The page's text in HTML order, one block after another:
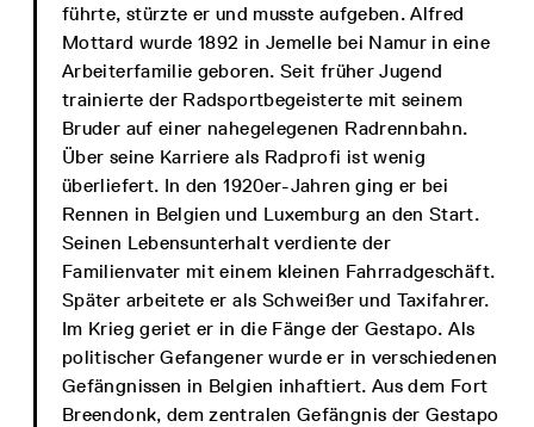
führte, stürzte er und musste aufgeben. Alfred
Mottard wurde 1892 in Jemelle bei Namur in eine
Arbeiterfamilie geboren. Seit früher Jugend
trainierte der Radsportbegeisterte mit seinem
Bruder auf einer nahegelegenen Radrennbahn.
Über seine Karriere als Radprofi ist wenig
überliefert. In den 1920er-Jahren ging er bei
Rennen in Belgien und Luxemburg an den Start.
Seinen Lebensunterhalt verdiente der
Familienvater mit einem kleinen Fahrradgeschäft.
Später arbeitete er als Schweißer und Taxifahrer.
Im Krieg geriet er in die Fänge der Gestapo. Als
politischer Gefangener wurde er in verschiedenen
Gefängnissen in Belgien inhaftiert. Aus dem Fort
Breendonk, dem zentralen Gefängnis der Gestapo